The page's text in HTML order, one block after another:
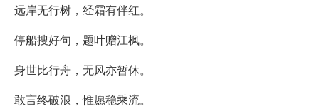
远岸无行树，经霜有伴红。
停船搜好句，题叶赠江枫。
身世比行舟，无风亦暂休。
敢言终破浪，惟愿稳乘流。